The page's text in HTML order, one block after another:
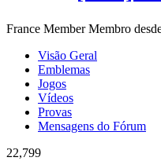
France MemberMembro
Visão Geral
Emblemas
Jogos
Vídeos
Provas
Mensagens do Fórum
22,799